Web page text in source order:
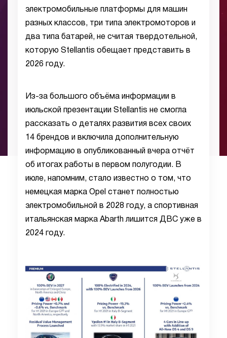
электромобильные платформы для машин
разных классов, три типа электромоторов и
два типа батарей, не считая твердотельной,
которую Stellantis обещает представить в
2026 году.
Из-за большого объёма информации в
июльской презентации Stellantis не смогла
рассказать о деталях развития всех своих
14 брендов и включила дополнительную
информацию в опубликованный вчера отчёт
об итогах работы в первом полугодии. В
июле, напомним, стало известно о том, что
немецкая марка Opel станет полностью
электромобильной в 2028 году, а спортивная
итальянская марка Abarth лишится ДВС уже в
2024 году.